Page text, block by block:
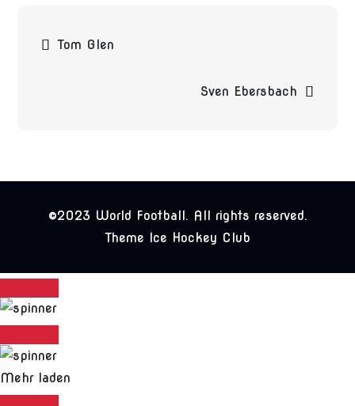
Tom Glen
Sven Ebersbach
©2023 World Football. All rights reserved.
Theme Ice Hockey Club
Mehr laden